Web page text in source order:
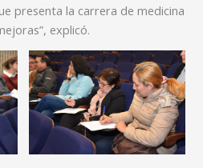
presenta la carrera de medicina
explicó.